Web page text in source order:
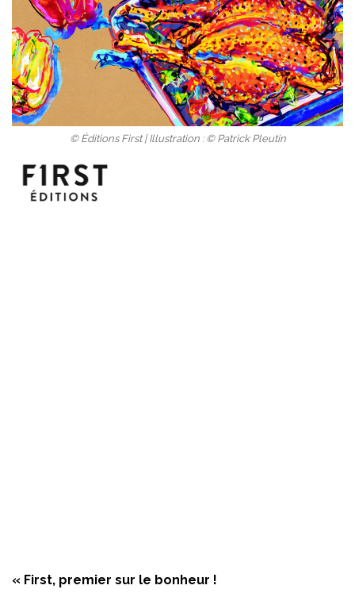
© Éditions First | Illustration : © Patrick Pleutin
« First, premier sur le bonheur !